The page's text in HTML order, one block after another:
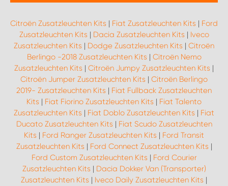
Citroën Zusatzleuchten Kits | Fiat Zusatzleuchten Kits | Ford
Zusatzleuchten Kits | Dacia Zusatzleuchten Kits | Iveco
Zusatzleuchten Kits | Dodge Zusatzleuchten Kits | Citroën
Berlingo -2018 Zusatzleuchten Kits | Citroën Nemo
Zusatzleuchten Kits | Citroën Jumpy Zusatzleuchten Kits |
Citroën Jumper Zusatzleuchten Kits | Citroën Berlingo
2019- Zusatzleuchten Kits | Fiat Fullback Zusatzleuchten
Kits | Fiat Fiorino Zusatzleuchten Kits | Fiat Talento
Zusatzleuchten Kits | Fiat Doblo Zusatzleuchten Kits | Fiat
Ducato Zusatzleuchten Kits | Fiat Scudo Zusatzleuchten
Kits | Ford Ranger Zusatzleuchten Kits | Ford Transit
Zusatzleuchten Kits | Ford Connect Zusatzleuchten Kits |
Ford Custom Zusatzleuchten Kits | Ford Courier
Zusatzleuchten Kits | Dacia Dokker Van (Transporter)
Zusatzleuchten Kits | Iveco Daily Zusatzleuchten Kits |